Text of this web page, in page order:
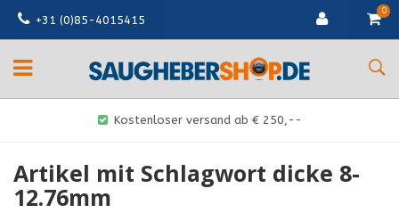
+31 (0)85-4015415
0
Kostenloser versand ab € 250,--
Artikel mit Schlagwort dicke 8-
12.76mm